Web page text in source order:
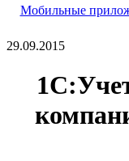
Мобильные
29.09.2015